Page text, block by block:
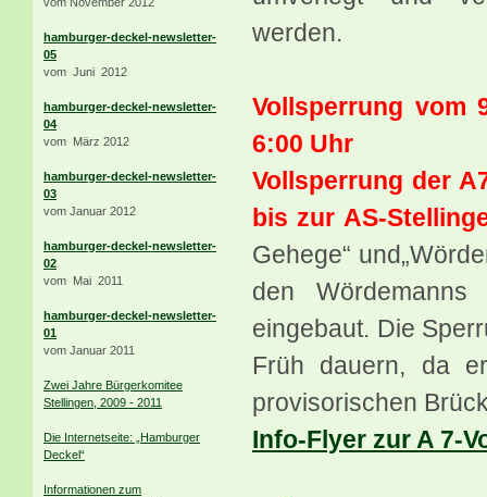
hamburger-deckel-newsletter-
05
vom Juni 2012
hamburger-deckel-newsletter-
04
vom März 2012
hamburger-deckel-newsletter-
03
vom Januar 2012
hamburger-deckel-newsletter-
02
vom Mai 2011
hamburger-deckel-newsletter-
01
vom Januar 2011
Zwei Jahre Bürgerkomitee
Stellingen, 2009 - 2011
Die Internetseite: „Hamburger
Deckel“
Informationen zum
werden.
Vollsperrung vom
6:00 Uhr
Vollsperrung der
bis zur AS-
Gehege“ und
den
eingebaut. Die
Früh dauern, da
provisorischen
Info-Flyer zur A 7-